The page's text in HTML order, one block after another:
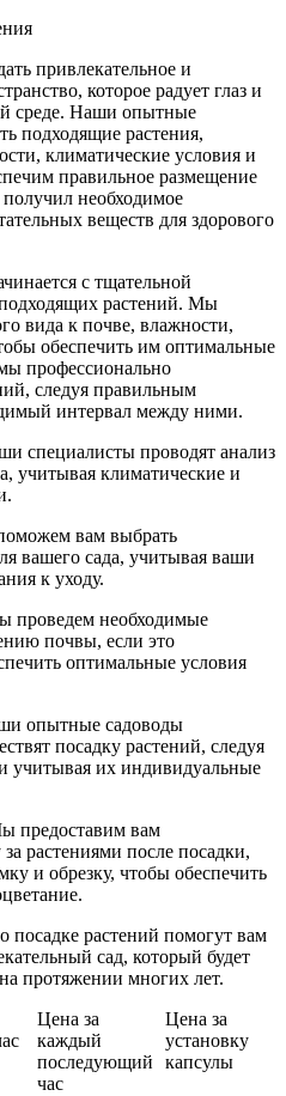
привлекательное и
которое радует глаз и
среде. Наши опытные
подходящие растения,
климатические условия и
правильное размещение
необходимое
веществ для здорового
с тщательной
растений. Мы
вида к почве, влажности,
обеспечить им оптимальные
профессионально
следуя правильным
интервал между ними.
специалисты проводят анализ
учитывая климатические и
вам выбрать
вашего сада, учитывая ваши
к уходу.
проведем необходимые
почвы, если это
оптимальные условия
опытные садоводы
посадку растений, следуя
учитывая их индивидуальные
предоставим вам
растениями после посадки,
и обрезку, чтобы обеспечить
посадке растений помогут вам
сад, который будет
протяжении многих лет.
Цена за
каждый
последующий
час
Цена за
установку
капсулы